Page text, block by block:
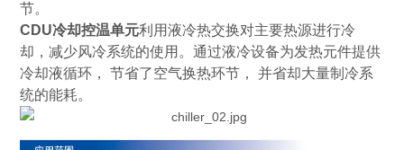
节。
CDU冷却控温单元利用液冷热交换对主要热源进行冷
却，减少风冷系统的使用。通过液冷设备为发热元件提供
冷却液循环， 节省了空气换热环节， 并省却大量制冷系
统的能耗。